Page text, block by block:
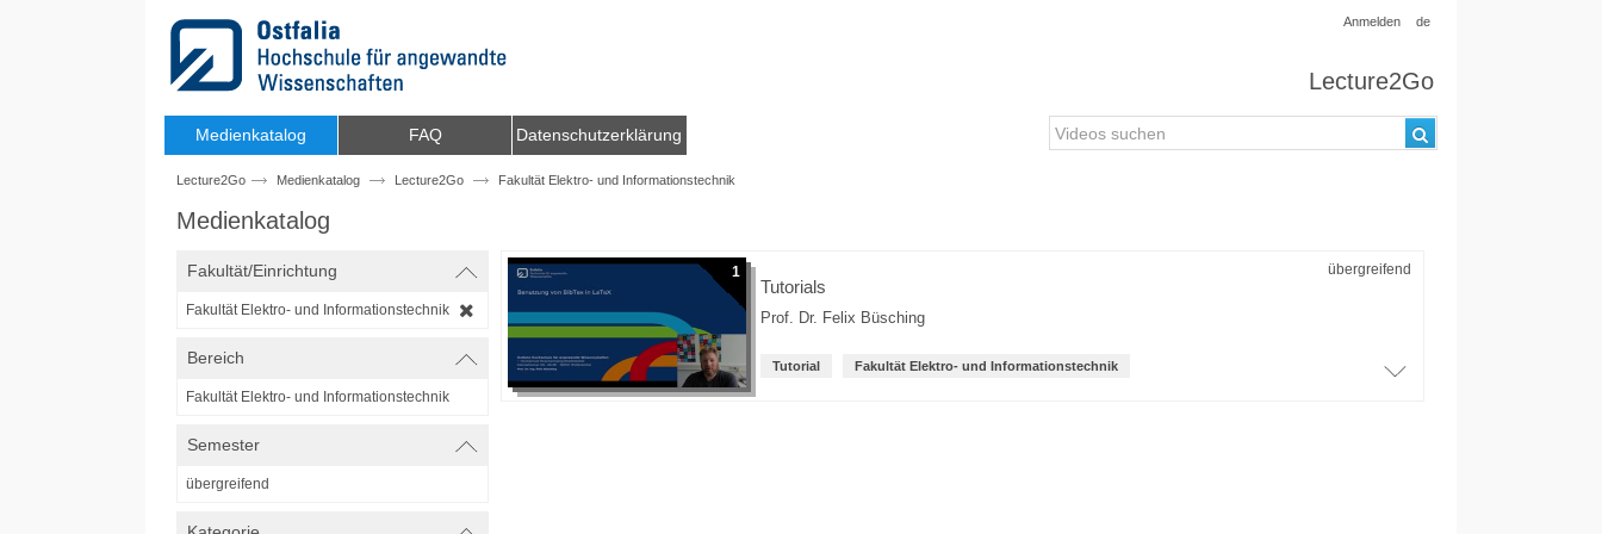
Anmelden de
Lecture2Go
Medienkatalog FAQ Datenschutzerklärung
Lecture2Go Medienkatalog Lecture2Go Fakultät Elektro- und Informationstechnik
Medienkatalog
Fakultät/Einrichtung
Fakultät Elektro- und Informationstechnik
Bereich
Fakultät Elektro- und Informationstechnik
Semester
übergreifend
1 übergreifend
Tutorials
Prof. Dr. Felix Büsching
Tutorial Fakultät Elektro- und Informationstechnik